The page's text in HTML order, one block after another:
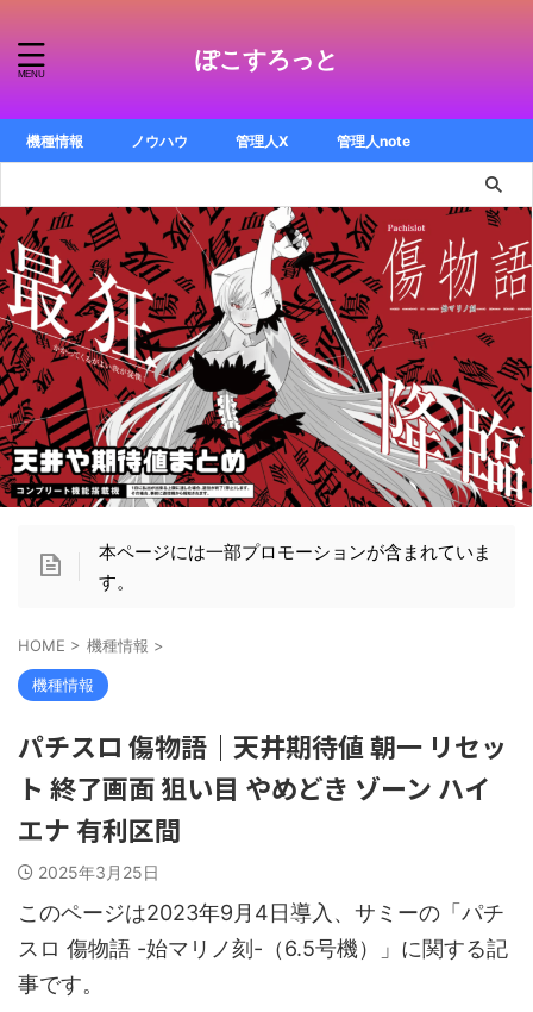
ぽこすろっと
機種情報 ノウハウ 管理人X 管理人note
本ページには一部プロモーションが含まれていま
す。
HOME > 機種情報 >
機種情報
パチスロ 傷物語｜天井期待値 朝一 リセッ
ト 終了画面 狙い目 やめどき ゾーン ハイ
エナ 有利区間
2025年3月25日
このページは2023年9月4日導入、サミーの「パチ
スロ 傷物語 -始マリノ刻-（6.5号機）」に関する記
事です。